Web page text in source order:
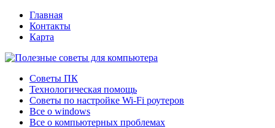
Главная
Контакты
Карта
Советы ПК
Технологическая помощь
Советы по настройке Wi-Fi роутеров
Все о windows
Все о компьютерных проблемах